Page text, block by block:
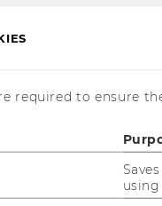
at
required to ensure